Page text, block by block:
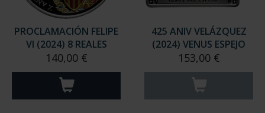
PROCLAMACIÓN FELIPE
VI (2024) 8 REALES
140,00 €
425 ANIV VELÁZQUEZ
(2024) VENUS ESPEJO
153,00 €